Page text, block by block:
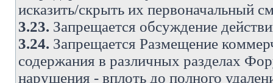
исказить/скрыть их первоначальный
3.23. Запрещается обсуждение
3.24. Запрещается Размещение
содержания в различных разделах
нарушения - вплоть до полного